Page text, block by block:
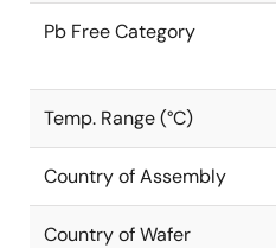
Pb Free Category
Temp. Range (°C)
Country of Assembly
Country of Wafer